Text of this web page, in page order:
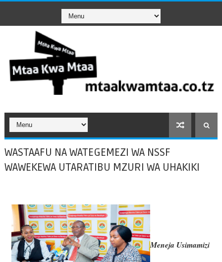
WASTAAFU NA WATEGEMEZI WA NSSF
WAWEKEWA UTARATIBU MZURI WA UHAKIKI
Meneja Usimamizi